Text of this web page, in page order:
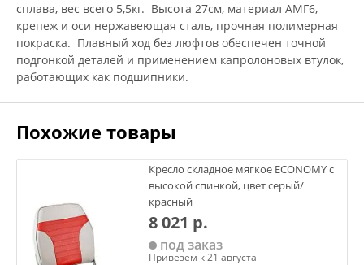
сплава, вес всего 5,5кг. Высота 27см, материал АМГ6,
крепеж и оси нержавеющая сталь, прочная полимерная
покраска. Плавный ход без люфтов обеспечен точной
подгонкой деталей и применением капролоновых втулок,
работающих как подшипники.
Похожие товары
Кресло складное мягкое ECONOMY с
высокой спинкой, цвет серый/
красный
8 021 р.
под заказ
Привезем к 21 августа